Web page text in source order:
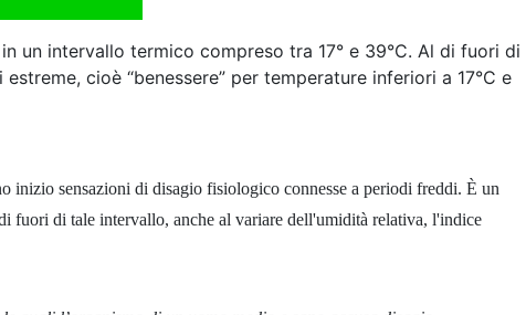
un intervallo termico compreso tra 17° e 39°C. Al di fuori di
cioè “benessere” per temperature inferiori a 17°C e
inizio sensazioni di disagio fisiologico connesse a periodi freddi. È un
fuori di tale intervallo, anche al variare dell'umidità relativa, l'indice